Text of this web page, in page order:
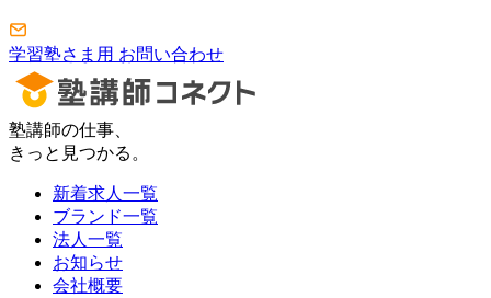
学習塾さま用 お問い合わせ
塾講師の仕事、
きっと見つかる。
新着求人一覧
ブランド一覧
法人一覧
お知らせ
会社概要